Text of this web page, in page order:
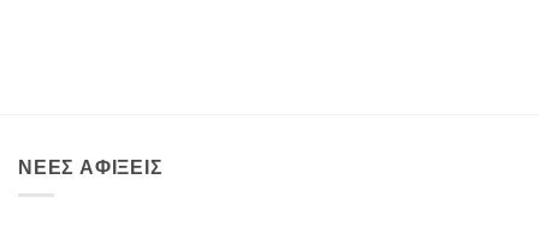
ΝΈΕΣ ΑΦΊΞΕΙΣ